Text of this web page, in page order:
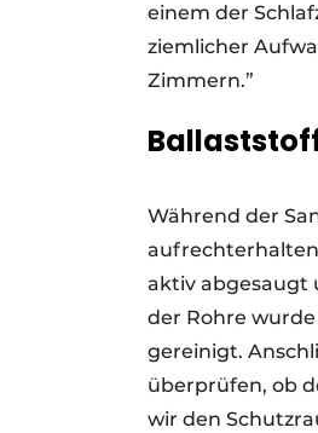
einem der
ziemlicher
Zimmern.”
Während der
aktiv abgesaugt
der Rohre
gereinigt.
überprüfen, ob
wir den